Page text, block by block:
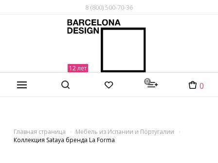
8 (800) 500-70-36
0 0
Главная страница
Мебель из Испании и Португалии
Коллекция Sataya бренда La Forma